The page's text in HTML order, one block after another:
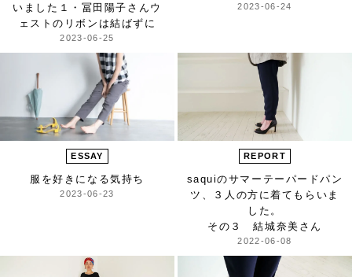
いました １・冨田陽子さん ウ
ェストのリボンは結ばずに
2023-06-25
2023-06-24
ESSAY
服を好きになる気持ち
2023-06-23
REPORT
saquiのサマーテーパードパン
ツ、
３人の方に着てもらいま
した。
その３ 結城奈美さん
2022-06-08